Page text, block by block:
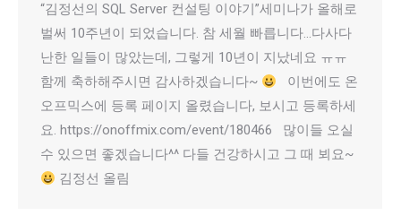
“김정선의 SQL Server 컨설팅 이야기”세미나가 올해로
벌써 10주년이 되었습니다. 참 세월 빠릅니다…다사다
난한 일들이 많았는데, 그렇게 10년이 지났네요 ㅠㅠ
함께 축하해주시면 감사하겠습니다~
이번에도 온
오프믹스에 등록 페이지 올렸습니다, 보시고 등록하세
요. https://onoffmix.com/event/180466 많이들 오실
수 있으면 좋겠습니다^^ 다들 건강하시고 그 때 뵈요~
김정선 올림